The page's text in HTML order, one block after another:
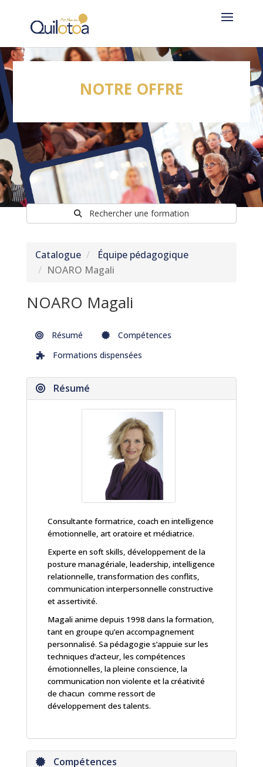
NOTRE OFFRE
Rechercher une formation
Catalogue
Équipe pédagogique
NOARO Magali
NOARO Magali
Résumé
Compétences
Formations dispensées
Résumé
Consultante formatrice, coach en intelligence
émotionnelle, art oratoire et médiatrice.
Experte en soft skills, développement de la
posture managériale, leadership, intelligence
relationnelle, transformation des conflits,
communication interpersonnelle constructive
et assertivité.
Magali anime depuis 1998 dans la formation,
tant en groupe qu’en accompagnement
personnalisé. Sa pédagogie s’appuie sur les
techniques d’acteur, les compétences
émotionnelles, la pleine conscience, la
communication non violente et la créativité
de chacun comme ressort de
développement des talents.
Compétences